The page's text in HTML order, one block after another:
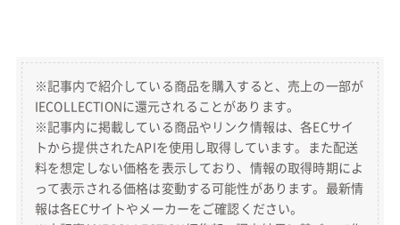
※記事内で紹介している商品を購入すると、売上の一部が
IECOLLECTIONに還元されることがあります。
※記事内に掲載している商品やリンク情報は、各ECサイ
トから提供されたAPIを使用し取得しています。また配送
料を想定しない価格を表示しており、情報の取得時期によ
って表示される価格は変動する可能性があります。最新情
報は各ECサイトやメーカーをご確認ください。